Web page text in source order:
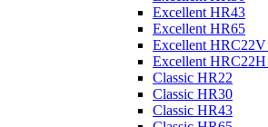
Excellent HR43
Excellent HR65
Excellent
Excellent
Classic HR22
Classic HR30
Classic HR43